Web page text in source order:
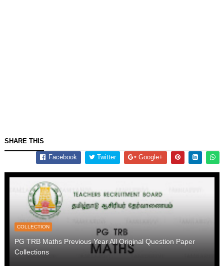
SHARE THIS
Facebook Twitter Google+
COLLECTION
PG TRB Maths Previous Year All Original Question Paper
Collections